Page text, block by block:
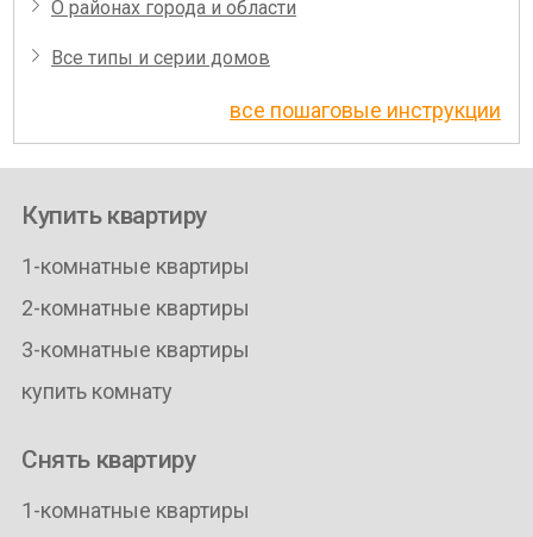
О районах города и области
Все типы и серии домов
все пошаговые инструкции
Купить квартиру
1-комнатные квартиры
2-комнатные квартиры
3-комнатные квартиры
купить комнату
Снять квартиру
1-комнатные квартиры